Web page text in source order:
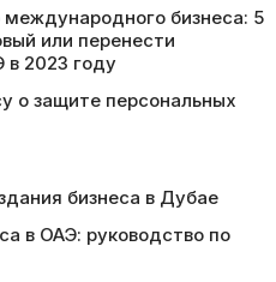
бизнеса: 5
или перенести
2023 году
о защите персональных
бизнеса в Дубае
в ОАЭ: руководство по